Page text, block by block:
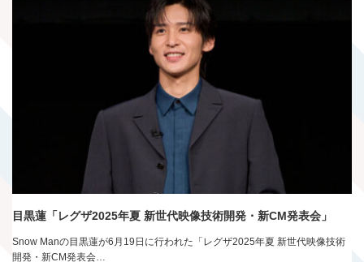
目黒蓮「レグザ2025年夏 新世代映像技術開発・新CM発表会」
Snow Manの目黒蓮が6月19日に行われた「レグザ2025年夏 新世代映像技術
開発・新CM発表会…